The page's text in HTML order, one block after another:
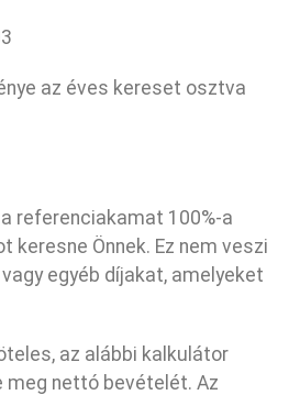
az éves kereset osztva
a referenciakamat 100%-a
keresne Önnek. Ez nem veszi
egyéb díjakat, amelyeket
az alábbi kalkulátor
nettó bevételét. Az